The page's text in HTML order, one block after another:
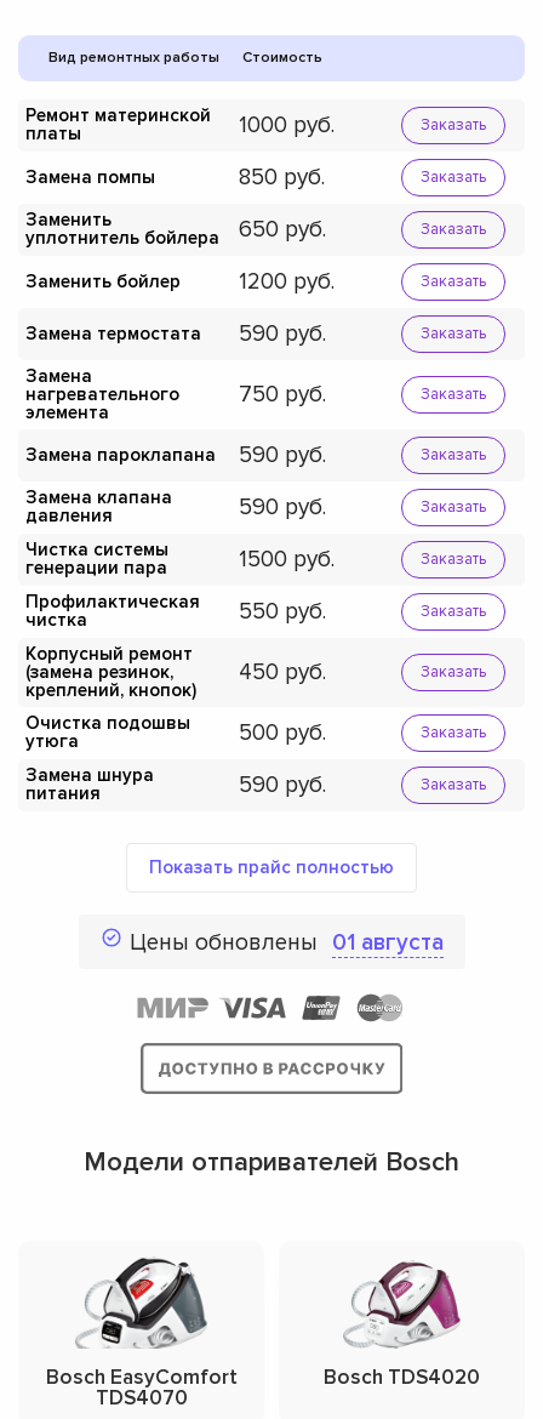
Вид ремонтных работы Стоимость
Ремонт материнской
платы
1000 Заказать
Замена помпы 850 Заказать
Заменить
уплотнитель бойлера
650 Заказать
Заменить бойлер 1200 Заказать
Замена термостата 590 Заказать
Замена
нагревательного
элемента
750 Заказать
Замена пароклапана 590 Заказать
Замена клапана
давления
590 Заказать
Чистка системы
генерации пара
1500 Заказать
Профилактическая
чистка
550 Заказать
Корпусный ремонт
(замена резинок,
креплений, кнопок)
450 Заказать
Очистка подошвы
утюга
500 Заказать
Замена шнура
питания
590 Заказать
Показать прайс полностью
Цены обновлены 01 августа
Модели отпаривателей Bosch
Bosch EasyComfort
TDS4070
Bosch TDS4020